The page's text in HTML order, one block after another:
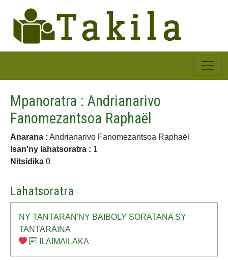
Mpanoratra : Andrianarivo
Fanomezantsoa Raphaël
Anarana : Andrianarivo Fanomezantsoa Raphaël
Isan'ny lahatsoratra : 1
Nitsidika 0
Lahatsoratra
NY TANTARAN'NY BAIBOLY SORATANA SY
TANTARAINA
ILAIMAILAKA